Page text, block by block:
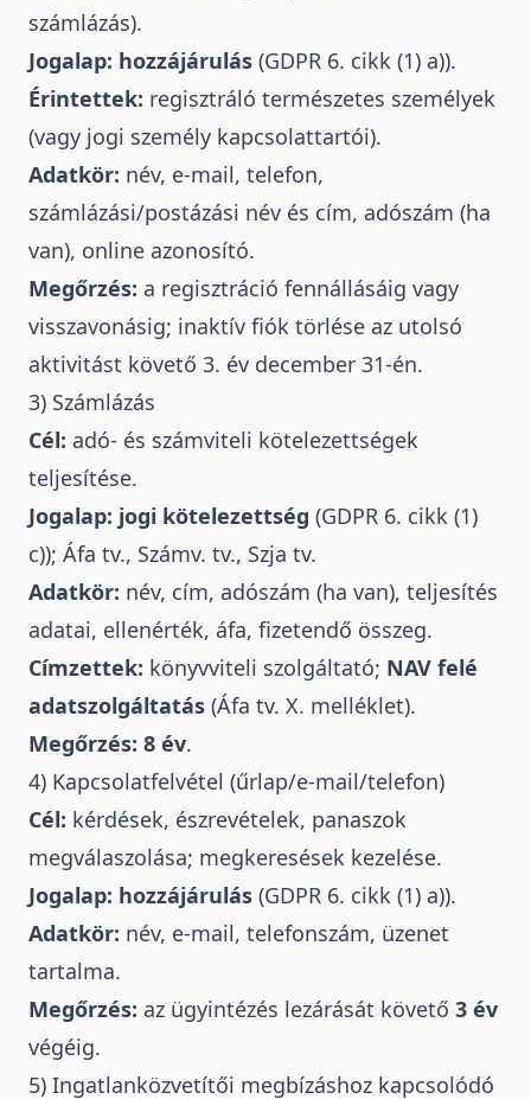
számlázás).
Jogalap: hozzájárulás (GDPR 6. cikk (1) a)).
Érintettek: regisztráló természetes személyek
(vagy jogi személy kapcsolattartói).
Adatkör: név, e-mail, telefon,
számlázási/postázási név és cím, adószám (ha
van), online azonosító.
Megőrzés: a regisztráció fennállásáig vagy
visszavonásig; inaktív fiók törlése az utolsó
aktivitást követő 3. év december 31-én.
3) Számlázás
Cél: adó- és számviteli kötelezettségek
teljesítése.
Jogalap: jogi kötelezettség (GDPR 6. cikk (1)
c)); Áfa tv., Számv. tv., Szja tv.
Adatkör: név, cím, adószám (ha van), teljesítés
adatai, ellenérték, áfa, fizetendő összeg.
Címzettek: könyvviteli szolgáltató; NAV felé
adatszolgáltatás (Áfa tv. X. melléklet).
Megőrzés: 8 év.
4) Kapcsolatfelvétel (űrlap/e-mail/telefon)
Cél: kérdések, észrevételek, panaszok
megválaszolása; megkeresések kezelése.
Jogalap: hozzájárulás (GDPR 6. cikk (1) a)).
Adatkör: név, e-mail, telefonszám, üzenet
tartalma.
Megőrzés: az ügyintézés lezárását követő 3 év
végéig.
5) Ingatlanközvetítői megbízáshoz kapcsolódó